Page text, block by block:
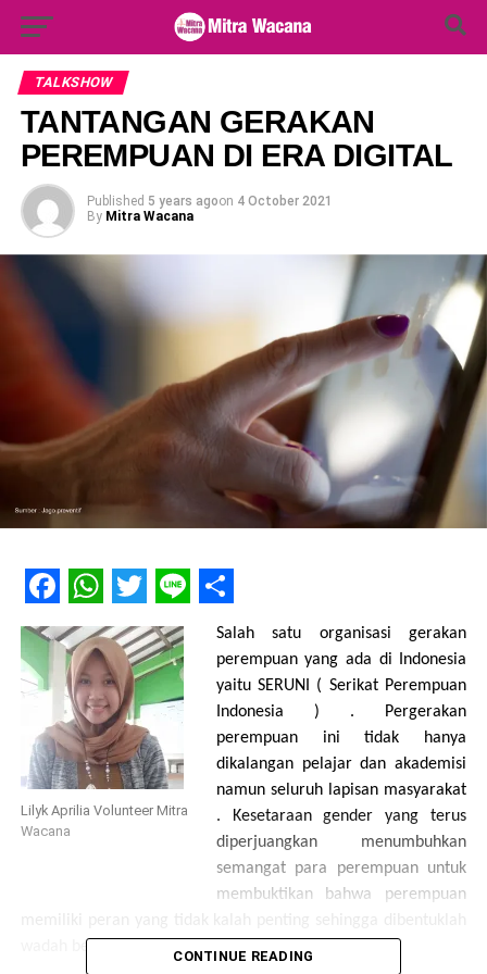
for:
TALKSHOW
TANTANGAN GERAKAN
PEREMPUAN DI ERA DIGITAL
Published 5 years agoon 4 October 2021
By Mitra Wacana
Facebook
WhatsApp
Twitter
LineShare
Lilyk Aprilia Volunteer Mitra
Wacana
Salah satu organisasi gerakan
perempuan yang ada di Indonesia
yaitu SERUNI ( Serikat Perempuan
Indonesia ) . Pergerakan
perempuan ini tidak hanya
dikalangan pelajar dan akademisi
namun seluruh lapisan masyarakat
. Kesetaraan gender yang terus
diperjuangkan menumbuhkan
semangat para perempuan untuk
membuktikan bahwa perempuan
wadah berorganisasi khusus perempuan .
CONTINUE READING